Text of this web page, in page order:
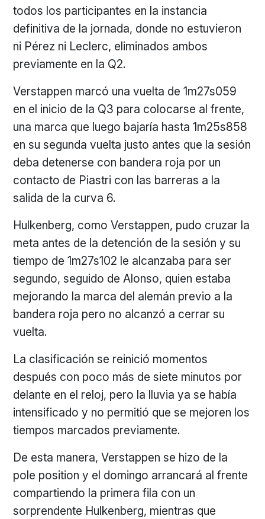
todos los participantes en la instancia
definitiva de la jornada, donde no estuvieron
ni Pérez ni Leclerc, eliminados ambos
previamente en la Q2.
Verstappen marcó una vuelta de 1m27s059
en el inicio de la Q3 para colocarse al frente,
una marca que luego bajaría hasta 1m25s858
en su segunda vuelta justo antes que la sesión
deba detenerse con bandera roja por un
contacto de Piastri con las barreras a la
salida de la curva 6.
Hulkenberg, como Verstappen, pudo cruzar la
meta antes de la detención de la sesión y su
tiempo de 1m27s102 le alcanzaba para ser
segundo, seguido de Alonso, quien estaba
mejorando la marca del alemán previo a la
bandera roja pero no alcanzó a cerrar su
vuelta.
La clasificación se reinició momentos
después con poco más de siete minutos por
delante en el reloj, pero la lluvia ya se había
intensificado y no permitió que se mejoren los
tiempos marcados previamente.
De esta manera, Verstappen se hizo de la
pole position y el domingo arrancará al frente
compartiendo la primera fila con un
sorprendente Hulkenberg, mientras que